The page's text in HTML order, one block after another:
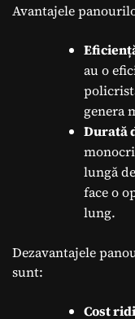
Avantajele
au o
genera
Durată
lungă
face o
lung.
Dezavantajele
sunt:
Cost